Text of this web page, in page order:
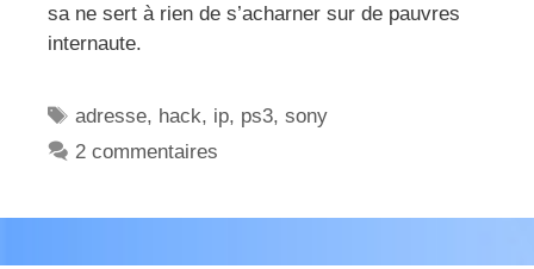
sa ne sert à rien de s’acharner sur de pauvres
internaute.
Étiquettes
adresse, hack, ip, ps3,sony
2 commentaires